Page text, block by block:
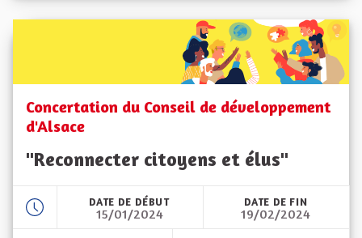
Concertation du Conseil de développement
d'Alsace
"Reconnecter citoyens et élus"
DATE DE DÉBUT
15/01/2024
DATE DE FIN
19/02/2024